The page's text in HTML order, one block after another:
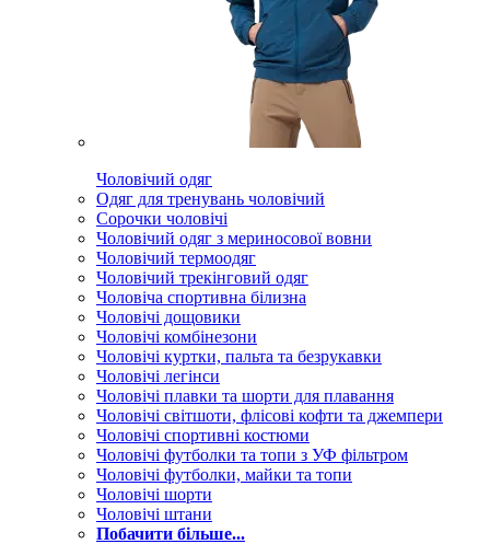
Чоловічий одяг
Одяг для тренувань чоловічий
Сорочки чоловічі
Чоловічий одяг з мериносової вовни
Чоловічий термоодяг
Чоловічий трекінговий одяг
Чоловіча спортивна білизна
Чоловічі дощовики
Чоловічі комбінезони
Чоловічі куртки, пальта та безрукавки
Чоловічі легінси
Чоловічі плавки та шорти для плавання
Чоловічі світшоти, флісові кофти та джемпери
Чоловічі спортивні костюми
Чоловічі футболки та топи з УФ фільтром
Чоловічі футболки, майки та топи
Чоловічі шорти
Чоловічі штани
Побачити більше...